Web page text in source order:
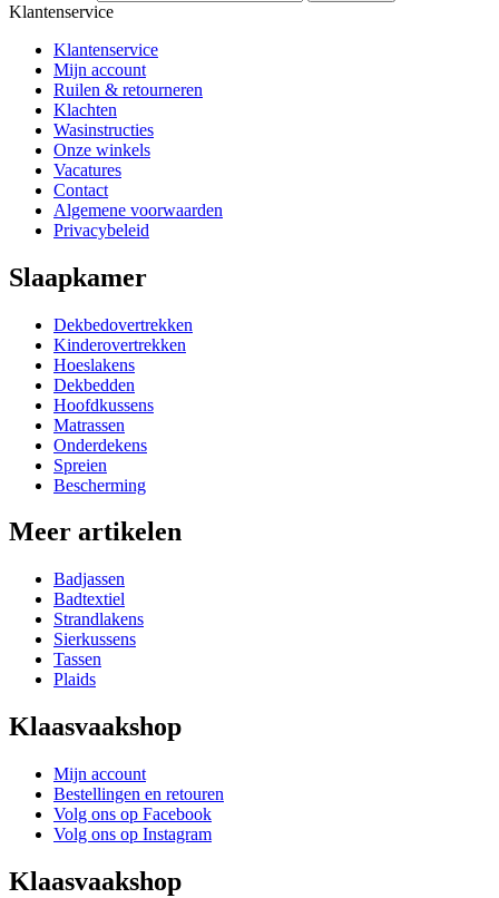
Klantenservice
Klantenservice
Mijn account
Ruilen & retourneren
Klachten
Wasinstructies
Onze winkels
Vacatures
Contact
Algemene voorwaarden
Privacybeleid
Slaapkamer
Dekbedovertrekken
Kinderovertrekken
Hoeslakens
Dekbedden
Hoofdkussens
Matrassen
Onderdekens
Spreien
Bescherming
Meer artikelen
Badjassen
Badtextiel
Strandlakens
Sierkussens
Tassen
Plaids
Klaasvaakshop
Mijn account
Bestellingen en retouren
Volg ons op Facebook
Volg ons op Instagram
Klaasvaakshop